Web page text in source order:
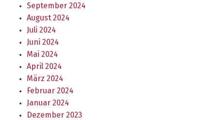
September 2024
August 2024
Juli 2024
Juni 2024
Mai 2024
April 2024
März 2024
Februar 2024
Januar 2024
Dezember 2023